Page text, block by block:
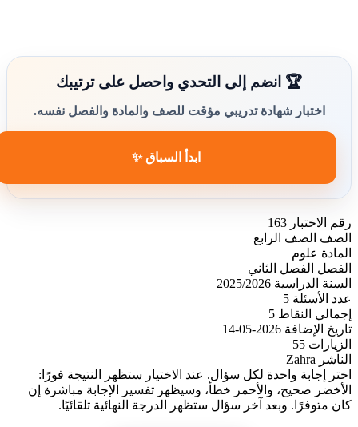
🏆 انضم إلى التحدي واحصل على ترتيبك
اختبار شهادة تدريبي مؤقت للصف والمادة والفصل نفسه.
ابدأ السباق ✨
رقم الاختبار 163
الصف
الصف الرابع
المادة
علوم
الفصل
الفصل الثاني
السنة الدراسية 2025/2026
عدد الأسئلة 5
إجمالي النقاط 5
تاريخ الإضافة 2026-05-14
الزيارات 55
الناشر Zahra
اختر إجابة واحدة لكل سؤال. عند الاختيار ستظهر النتيجة فورًا:
الأخضر صحيح، والأحمر خطأ، وسيظهر تفسير الإجابة مباشرة إن
كان متوفرًا. وبعد آخر سؤال ستظهر الدرجة النهائية تلقائيًا.